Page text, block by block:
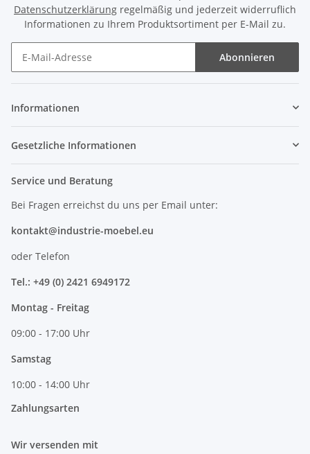
Datenschutzerklärung regelmäßig und jederzeit widerruflich
Informationen zu Ihrem Produktsortiment per E-Mail zu.
Abonnieren
Informationen
Gesetzliche Informationen
Service und Beratung
Bei Fragen erreichst du uns per Email unter:
kontakt@industrie-moebel.eu
oder Telefon
Tel.: +49 (0) 2421 6949172
Montag - Freitag
09:00 - 17:00 Uhr
Samstag
10:00 - 14:00 Uhr
Zahlungsarten
Wir versenden mit